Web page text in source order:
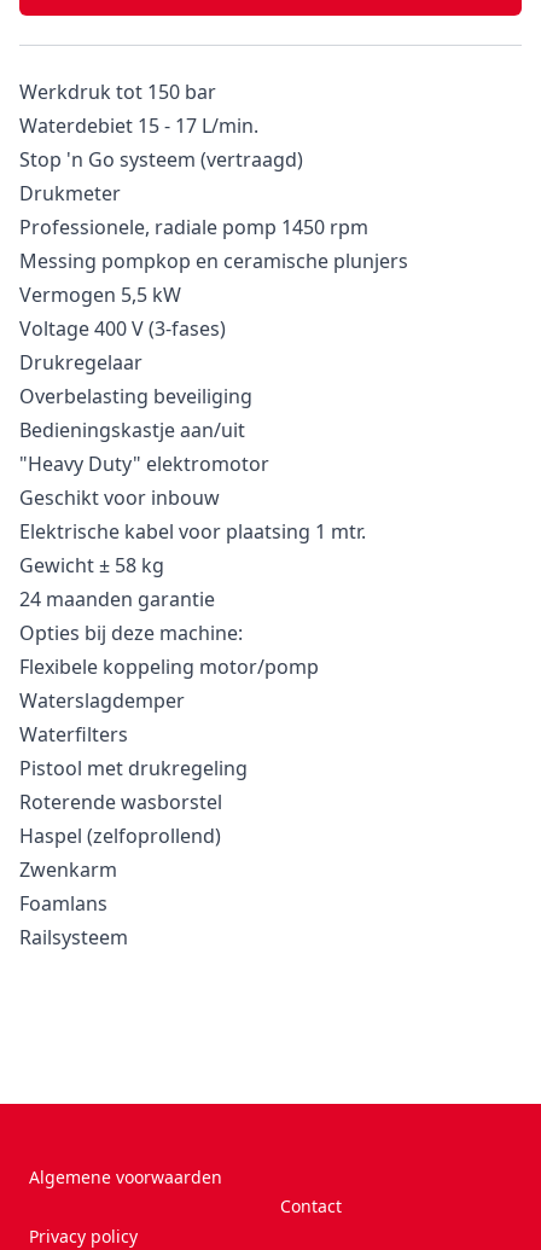
Werkdruk tot 150 bar
Waterdebiet 15 - 17 L/min.
Stop 'n Go systeem (vertraagd)
Drukmeter
Professionele, radiale pomp 1450 rpm
Messing pompkop en ceramische plunjers
Vermogen 5,5 kW
Voltage 400 V (3-fases)
Drukregelaar
Overbelasting beveiliging
Bedieningskastje aan/uit
"Heavy Duty" elektromotor
Geschikt voor inbouw
Elektrische kabel voor plaatsing 1 mtr.
Gewicht ± 58 kg
24 maanden garantie
Opties bij deze machine:
Flexibele koppeling motor/pomp
Waterslagdemper
Waterfilters
Pistool met drukregeling
Roterende wasborstel
Haspel (zelfoprollend)
Zwenkarm
Foamlans
Railsysteem
Algemene voorwaarden
Privacy policy
Contact